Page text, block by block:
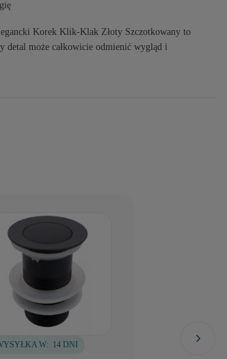
Korek Klik-Klak Złoty Szczotkowany to
może całkowicie odmienić wygląd i
W: 14 DNI WYSYŁKA W: